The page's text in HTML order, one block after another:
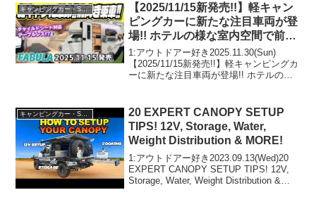
キャンピングカー・SUV人気車種
【2025/11/15新発売!!】軽キャン
ピングカーに新たな注目車両が登
場!! ホテルの様な室内空間で前向
き乗車の出来る【FABULA】
1:アウトドアー好き2025.11.30(Sun)
【2025/11/15新発売!!】軽キャンピングカ
ーに新たな注目車両が登場!! ホテルの様
見逃さないで！！2:アウトドア...
キャンピングカー・SUV人気車種
20 EXPERT CANOPY SETUP
TIPS! 12V, Storage, Water,
Weight Distribution & MORE!
1:アウトドアー好き2023.09.13(Wed)20
EXPERT CANOPY SETUP TIPS! 12V,
Storage, Water, Weight Distribution &